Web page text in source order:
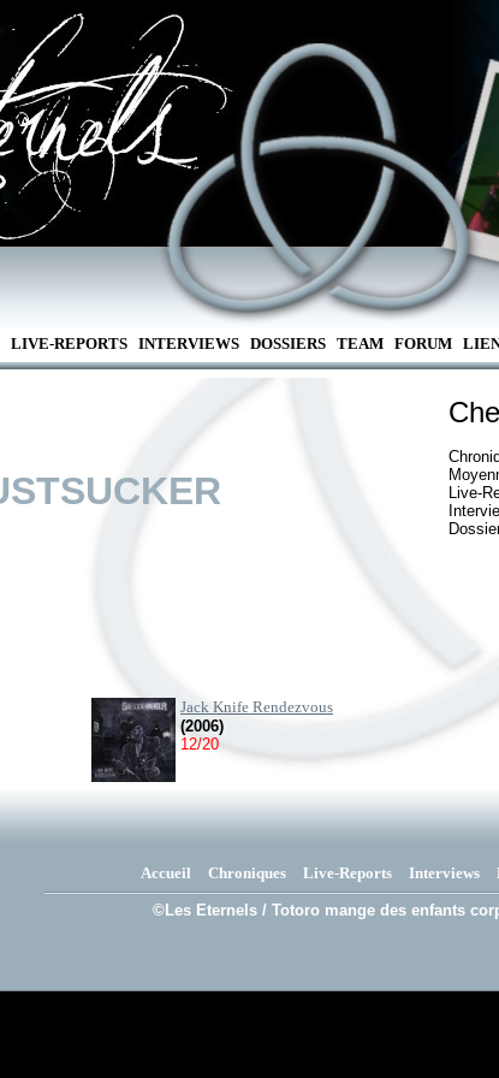
LIVE-REPORTS INTERVIEWS DOSSIERS TEAM FORUM
Live-
Jack Knife Rendezvous
(2006)
12/20
Accueil Chroniques Live-Reports Interviews
©Les Eternels / Totoro mange des enfants